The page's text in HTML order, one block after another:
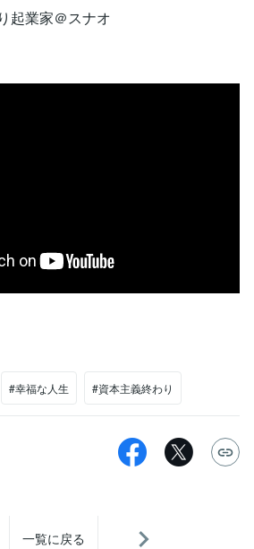
起業家＠スナオ
#幸福な人生 #資本主義終わり
一覧に戻る